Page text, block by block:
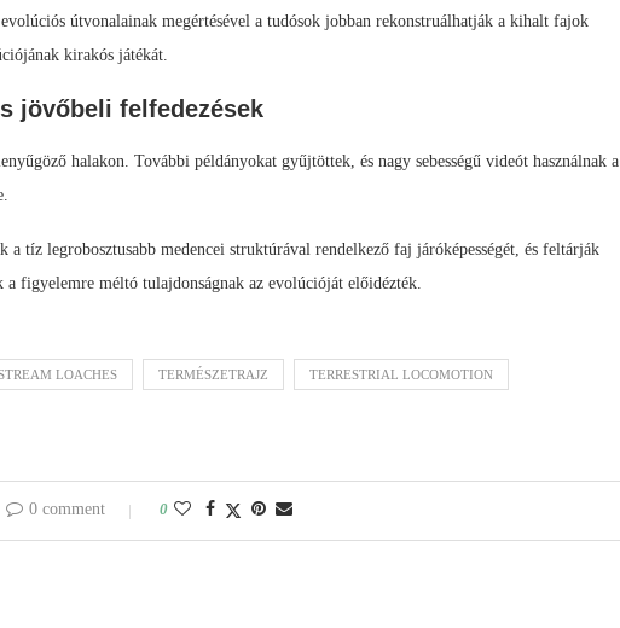
útvonalainak megértésével a tudósok jobban rekonstruálhatják a kihalt fajok
kirakós játékát.
jövőbeli felfedezések
halakon. További példányokat gyűjtöttek, és nagy sebességű videót használnak a
tíz legrobosztusabb medencei struktúrával rendelkező faj járóképességét, és feltárják
a figyelemre méltó tulajdonságnak az evolúcióját előidézték.
LOACHES TERMÉSZETRAJZ TERRESTRIAL LOCOMOTION
0 comment 0